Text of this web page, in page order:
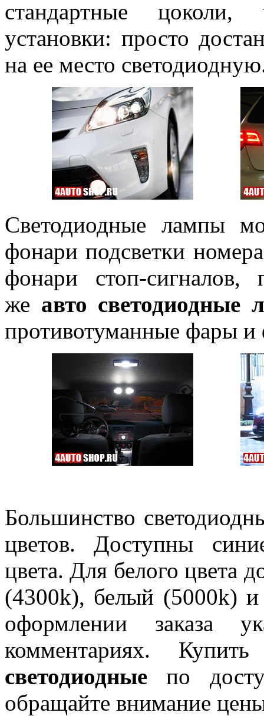
стандартные цоколи,
установки: просто
на ее место
Светодиодные лампы
фонари подсветки
фонари стоп-сигналов,
же авто светодиодные
противотуманные фары и
Большинство
цветов. Доступны
цвета. Для белого цвета
(4300k), белый (5000k)
оформлении заказа
комментариях.
светодиодные по
обращайте внимание